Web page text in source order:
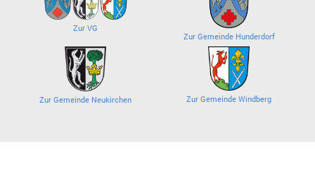
Zur VG
Zur Gemeinde Hunderdorf
Zur Gemeinde Neukirchen Zur Gemeinde Windberg